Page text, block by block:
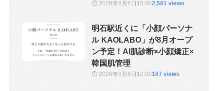
2026年8月6日 15:002,581 views
明石駅近くに「小顔パーソナ
ル KAOLABO」が8月オープ
ン予定！AI肌診断×小顔矯正×
韓国肌管理
2026年8月6日 12:00167 views